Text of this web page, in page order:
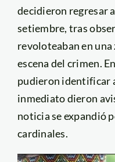
decidieron regresar
setiembre, tras
revoloteaban en una
escena del crimen.
pudieron identificar
inmediato dieron
noticia se expandió
cardinales.